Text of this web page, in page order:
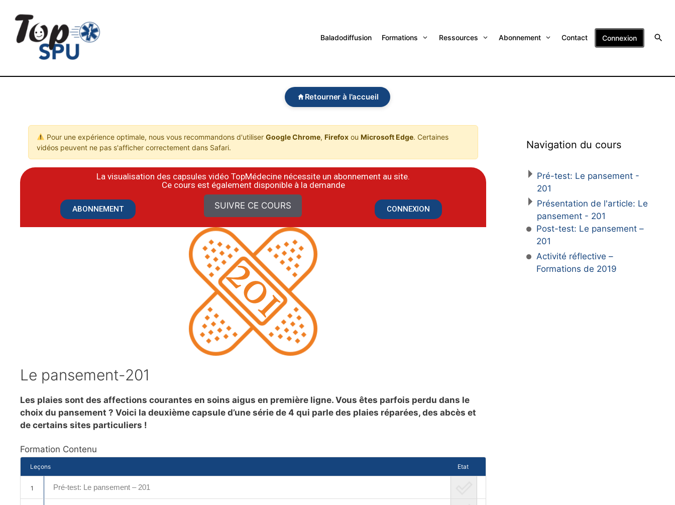
Baladodiffusion Formations Ressources Abonnement Contact Connexion
Retourner à l'accueil
Pour une expérience optimale, nous vous recommandons d'utiliser Google Chrome, Firefoxou Microsoft Edge. Certaines
vidéos peuvent ne pas s'afficher correctement dans Safari.
La visualisation des capsules vidéo TopMédecine nécessite un abonnement au site.
​Ce cours est également disponible à la demande
ABONNEMENT SUIVRE CE COURS CONNEXION
Le pansement-201
Les plaies sont des affections courantes en soins aigus en première ligne. Vous êtes parfois perdu dans le
choix du pansement ? Voici la deuxième capsule d’une série de 4 qui parle des plaies réparées, des abcès et
de certains sites particuliers !
Formation Contenu
Leçons Etat
1 Pré-test: Le pansement – 201
Navigation du cours
Pré-test: Le pansement -
201
Présentation de l'article: Le
pansement - 201
Post-test: Le pansement –
201
Activité réflective –
Formations de 2019